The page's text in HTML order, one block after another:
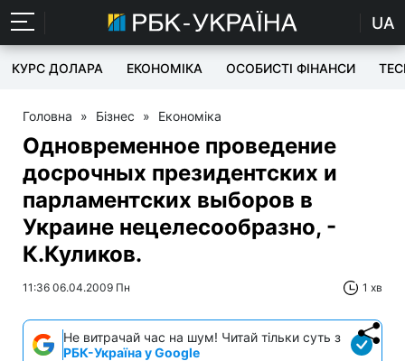
UA
КУРС ДОЛАРА ЕКОНОМІКА ОСОБИСТІ ФІНАНСИ
Головна » Бізнес » Економіка
Одновременное проведение
досрочных президентских и
парламентских выборов в
Украине нецелесообразно, -
К.Куликов.
11:36 06.04.2009 Пн 1 хв
Не витрачай час на шум! Читай тільки суть з
РБК-Україна у Google